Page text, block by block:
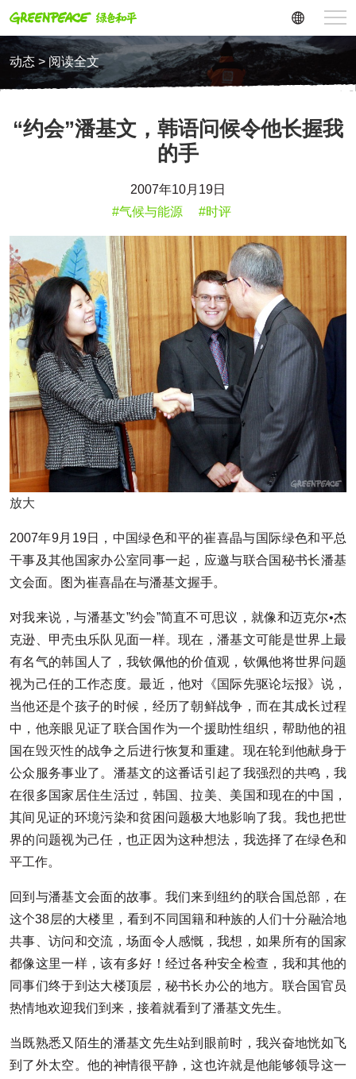
动态 > 阅读全文
“约会”潘基文，韩语问候令他长握我
的手
2007年10月19日
#气候与能源
#时评
放大
2007年9月19日，中国绿色和平的崔喜晶与国际绿色和平总
干事及其他国家办公室同事一起，应邀与联合国秘书长潘基
文会面。图为崔喜晶在与潘基文握手。
对我来说，与潘基文”约会”简直不可思议，就像和迈克尔•杰
克逊、甲壳虫乐队见面一样。现在，潘基文可能是世界上最
有名气的韩国人了，我钦佩他的价值观，钦佩他将世界问题
视为己任的工作态度。最近，他对《国际先驱论坛报》说，
当他还是个孩子的时候，经历了朝鲜战争，而在其成长过程
中，他亲眼见证了联合国作为一个援助性组织，帮助他的祖
国在毁灭性的战争之后进行恢复和重建。现在轮到他献身于
公众服务事业了。潘基文的这番话引起了我强烈的共鸣，我
在很多国家居住生活过，韩国、拉美、美国和现在的中国，
其间见证的环境污染和贫困问题极大地影响了我。我也把世
界的问题视为己任，也正因为这种想法，我选择了在绿色和
平工作。
回到与潘基文会面的故事。我们来到纽约的联合国总部，在
这个38层的大楼里，看到不同国籍和种族的人们十分融洽地
共事、访问和交流，场面令人感慨，我想，如果所有的国家
都像这里一样，该有多好！经过各种安全检查，我和其他的
同事们终于到达大楼顶层，秘书长办公的地方。联合国官员
热情地欢迎我们到来，接着就看到了潘基文先生。
当既熟悉又陌生的潘基文先生站到眼前时，我兴奋地恍如飞
到了外太空。他的神情很平静，这也许就是他能够领导这一